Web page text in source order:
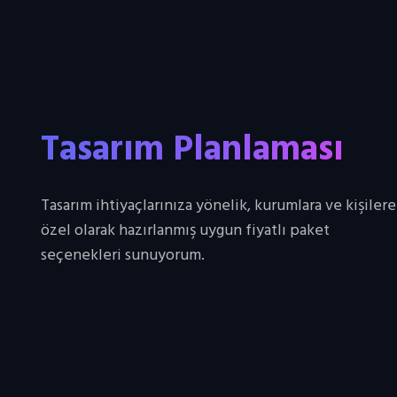
Tasarım Planlaması
Tasarım ihtiyaçlarınıza yönelik, kurumlara ve kişilere
özel olarak hazırlanmış uygun fiyatlı paket
seçenekleri sunuyorum.